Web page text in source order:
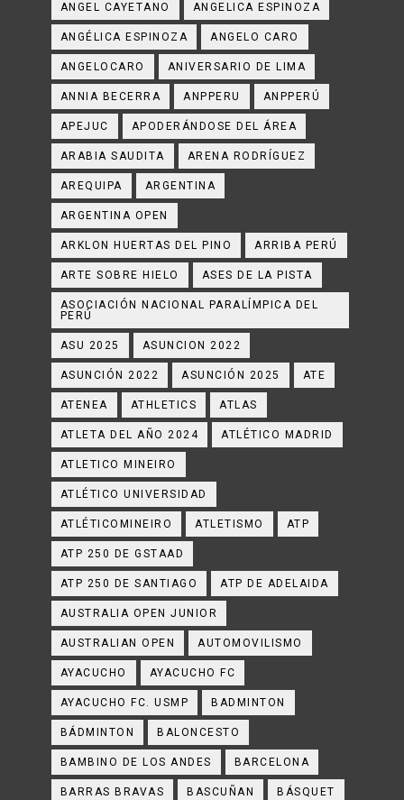
ANGEL CAYETANO ANGELICA ESPINOZA
ANGÉLICA ESPINOZA ANGELO CARO
ANGELOCARO ANIVERSARIO DE LIMA
ANNIA BECERRA ANPPERU ANPPERÚ
APEJUC APODERÁNDOSE DEL ÁREA
ARABIA SAUDITA ARENA RODRÍGUEZ
AREQUIPA ARGENTINA
ARGENTINA OPEN
ARKLON HUERTAS DEL PINO ARRIBA PERÚ
ARTE SOBRE HIELO ASES DE LA PISTA
ASOCIACIÓN NACIONAL PARALÍMPICA DEL
PERÚ
ASU 2025 ASUNCION 2022
ASUNCIÓN 2022 ASUNCIÓN 2025 ATE
ATENEA ATHLETICS ATLAS
ATLETA DEL AÑO 2024 ATLÉTICO MADRID
ATLETICO MINEIRO
ATLÉTICO UNIVERSIDAD
ATLÉTICOMINEIRO ATLETISMO ATP
ATP 250 DE GSTAAD
ATP 250 DE SANTIAGO ATP DE ADELAIDA
AUSTRALIA OPEN JUNIOR
AUSTRALIAN OPEN AUTOMOVILISMO
AYACUCHO AYACUCHO FC
AYACUCHO FC. USMP BADMINTON
BÁDMINTON BALONCESTO
BAMBINO DE LOS ANDES BARCELONA
BARRAS BRAVAS BASCUÑAN BÁSQUET